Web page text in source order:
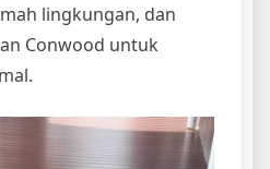
lingkungan, dan
Conwood untuk